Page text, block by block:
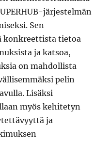
järjestelmän
Sen
konkreettista tietoa
ja katsoa,
on mahdollista
pelin
Lisäksi
myös kehitetyn
ja